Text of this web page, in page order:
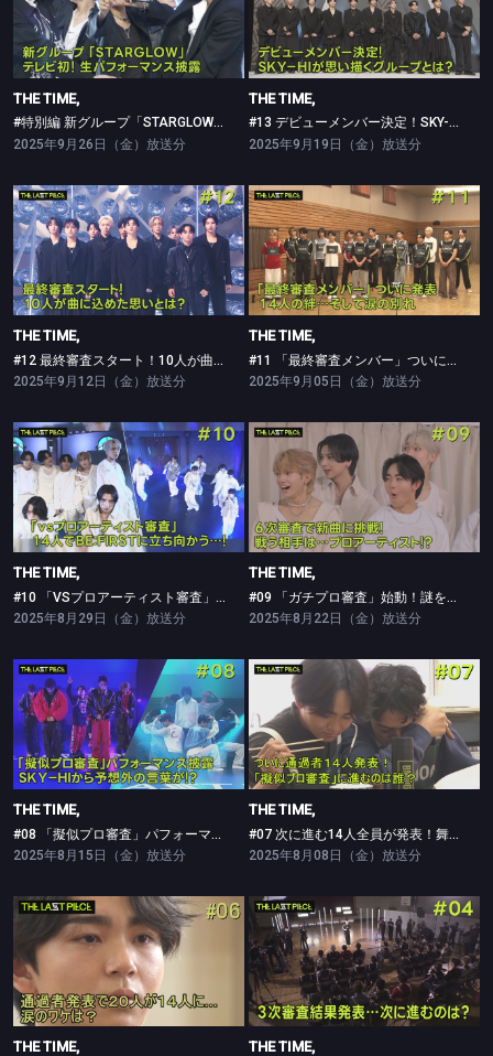
THE TIME,
THE TIME,
#特別編 新グループ「STARGLOW」テレビ初！生パフォーマンス披露
2025年9月26日（金）放送分
THE TIME,
THE TIME,
#13 デビューメンバー決定！SKY-HIが思い描くグループとは？
2025年9月19日（金）放送分
THE TIME,
THE TIME,
#12 最終審査スタート！10人が曲に込めた思いとは？
2025年9月12日（金）放送分
THE TIME,
#11 「最終審査メンバー」ついに発表！14人の絆…そして涙の別れ
THE TIME,
#11 「最終審査メンバー」ついに発表！14人の絆…そして涙の別れ
2025年9月05日（金）放送分
THE TIME,
#10 「VSプロアーティスト審査」の全貌が明らかに…14人がBE:FIRSTに立ち向かう！
THE TIME,
#10 「VSプロアーティスト審査」の全貌が明らかに…14人がBE:FIRSTに立ち向かう！
2025年8月29日（金）放送分
THE TIME,
THE TIME,
#09 「ガチプロ審査」始動！謎を秘めた審査の本当の内容とは？！
2025年8月22日（金）放送分
THE TIME,
#08 「擬似プロ審査」パフォーマンス披露！SKY-HIから予想外の言葉が！？
THE TIME,
#08 「擬似プロ審査」パフォーマンス披露！SKY-HIから予想外の言葉が！？
2025年8月15日（金）放送分
THE TIME,
#07 次に進む14人全員が発表！舞台は「擬似プロ審査」へ！
THE TIME,
#07 次に進む14人全員が発表！舞台は「擬似プロ審査」へ！
2025年8月08日（金）放送分
THE TIME,
THE TIME,
THE TIME,
THE TIME,